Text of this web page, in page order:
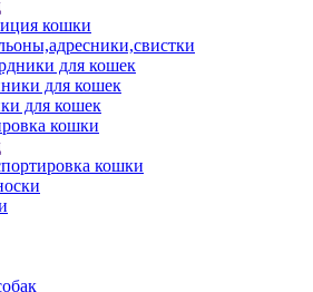
кошки
для кошек
для кошек
для кошек
кошки
кошки